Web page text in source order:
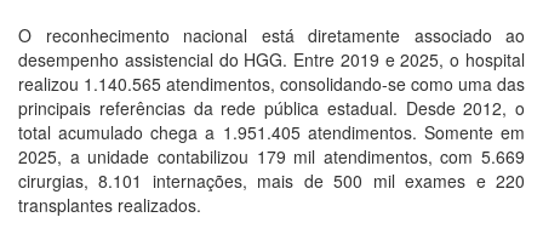
O reconhecimento nacional está diretamente associado ao
desempenho assistencial do HGG. Entre 2019 e 2025, o hospital
realizou 1.140.565 atendimentos, consolidando-se como uma das
principais referências da rede pública estadual. Desde 2012, o
total acumulado chega a 1.951.405 atendimentos. Somente em
2025, a unidade contabilizou 179 mil atendimentos, com 5.669
cirurgias, 8.101 internações, mais de 500 mil exames e 220
transplantes realizados.